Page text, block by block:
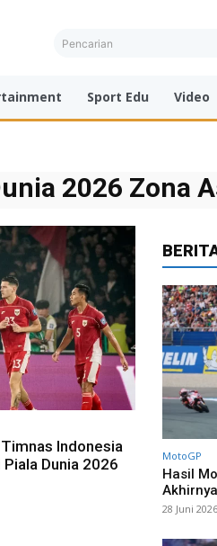
Pencarian
Sport Edu Video
2026 Zona
Indonesia
Dunia 2026
MotoGP
Hasil
28 Juni 2026